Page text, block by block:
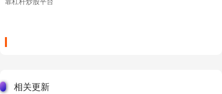
相关更新